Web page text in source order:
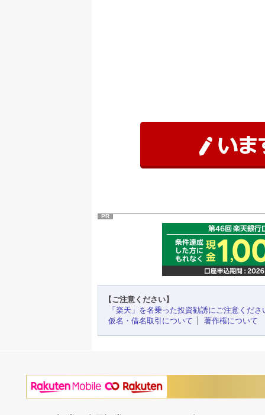
PR
【ご注意ください】
「楽天」を名乗った投資勧誘にご注意くださ
仮名・借名取引について
著作権について